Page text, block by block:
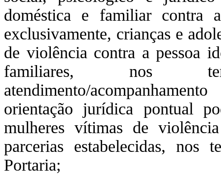
doméstica e familiar contra
exclusivamente, crianças e
de violência contra a pessoa
familiares, nos
atendimento/
orientação jurídica pontual
mulheres vítimas de
parcerias estabelecidas,
Portaria;